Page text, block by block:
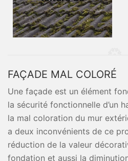
FAÇADE MAL COLORÉ
Une façade est un élément
la sécurité fonctionnelle d’un
la mal coloration du mur
a deux inconvénients de ce
réduction de la valeur
fondation et aussi la